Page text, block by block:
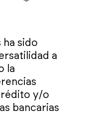
sido
a
la
y/o
bancarias